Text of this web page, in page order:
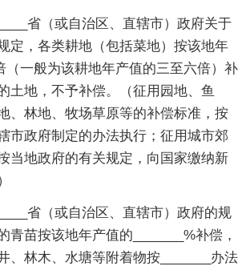
省（或自治区、直辖市）政府关于
定，各类耕地（包括菜地）按该地年
（一般为该耕地年产值的三至六倍）补
土地，不予补偿。（征用园地、鱼
、林地、牧场草原等的补偿标准，按
市政府制定的办法执行；征用城市郊
当地政府的有关规定，向国家缴纳新
省（或自治区、直辖市）政府的规
青苗按该地年产值的_______%补偿，
、林木、水塘等附着物按_______办法